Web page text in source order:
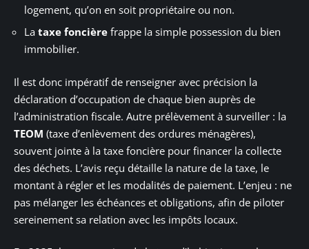
logement, qu’on en soit propriétaire ou non.
La taxe foncière frappe la simple possession du bien
immobilier.
Il est donc impératif de renseigner avec précision la
déclaration d’occupation de chaque bien auprès de
l’administration fiscale. Autre prélèvement à surveiller : la
TEOM (taxe d’enlèvement des ordures ménagères),
souvent jointe à la taxe foncière pour financer la collecte
des déchets. L’avis reçu détaille la nature de la taxe, le
montant à régler et les modalités de paiement. L’enjeu : ne
pas mélanger les échéances et obligations, afin de piloter
sereinement sa relation avec les impôts locaux.